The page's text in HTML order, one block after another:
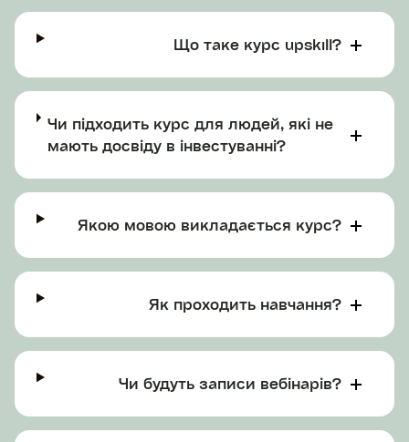
Що таке курс upskill?
Чи підходить курс для людей, які не
мають досвіду в інвестуванні?
Якою мовою викладається курс?
Як проходить навчання?
Чи будуть записи вебінарів?